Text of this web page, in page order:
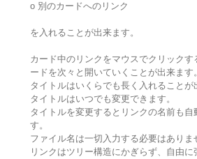
o 別のカードへのリンク
を入れることが出来ます。
カード中のリンクをマウスでクリックす
ードを次々と開いていくことが出来ます。
タイトルはいくらでも長く入れることが
タイトルはいつでも変更できます。
タイトルを変更するとリンクの名前も自
す。
ファイル名は一切入力する必要はありま
リンクはツリー構造にかぎらず、自由に